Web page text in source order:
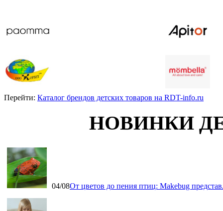
Перейти: Каталог брендов детских товаров на RDT-info.ru
НОВИНКИ
04/08От цветов до пения птиц: Makebug